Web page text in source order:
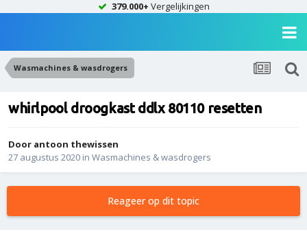
379.000+ Vergelijkingen
Wasmachines & wasdrogers
whirlpool droogkast ddlx 80110 resetten
Door antoon thewissen
27 augustus 2020 in Wasmachines & wasdrogers
Reageer op dit topic